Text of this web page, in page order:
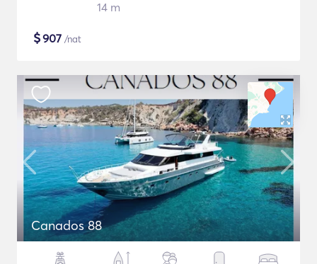
14 m
$907 /nat
Canados 88